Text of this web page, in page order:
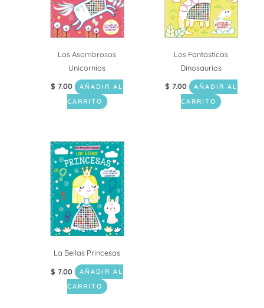
Los Asombrosos
Unicornios
$ 7.00
AÑADIR AL
CARRITO
Los Fantásticos
Dinosaurios
$ 7.00
AÑADIR AL
CARRITO
La Bellas Princesas
$ 7.00
AÑADIR AL
CARRITO